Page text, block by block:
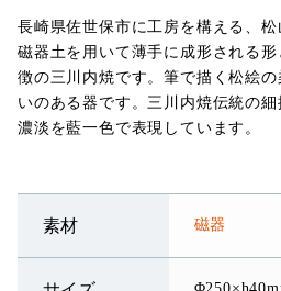
長崎県佐世保市に工房を構える、
磁器土を用いて薄手に成形される
徴の三川内焼です。筆で描く松絵
いのある器です。三川内焼伝統の
濃淡を藍一色で表現しています。
素材 磁器